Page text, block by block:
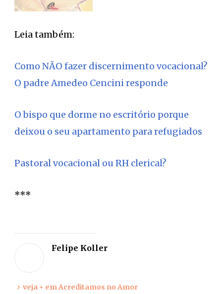
Leia também:
Como NÃO fazer discernimento vocacional?
O padre Amedeo Cencini responde
O bispo que dorme no escritório porque
deixou o seu apartamento para refugiados
Pastoral vocacional ou RH clerical?
***
Felipe Koller
veja + em Acreditamos no Amor